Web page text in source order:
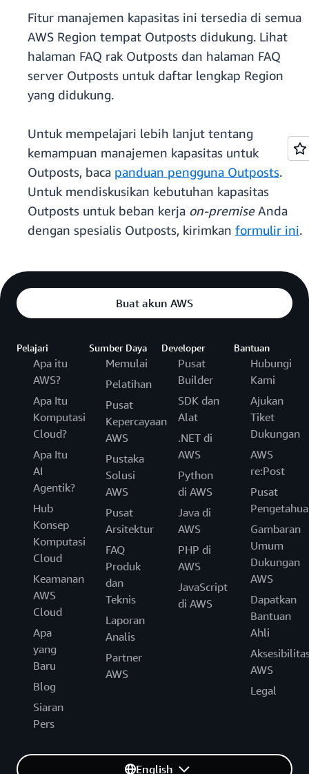
Fitur manajemen kapasitas ini tersedia di semua
AWS Region tempat Outposts didukung. Lihat
halaman FAQ rak Outposts dan halaman FAQ
server Outposts untuk daftar lengkap Region
yang didukung.
Untuk mempelajari lebih lanjut tentang
kemampuan manajemen kapasitas untuk
Outposts, baca panduan pengguna Outposts.
Untuk mendiskusikan kebutuhan kapasitas
Outposts untuk beban kerja on-premiseAnda
dengan spesialis Outposts, kirimkan formulir ini.
Buat akun AWS
Pelajari
Apa itu
AWS?
Apa Itu
Komputasi
Cloud?
Apa Itu
AI
Agentik?
Hub
Konsep
Komputasi
Cloud
Keamanan
AWS
Cloud
Apa
yang
Baru
Blog
Siaran
Pers
Sumber Daya
Memulai
Pelatihan
Pusat
Kepercayaan
AWS
Pustaka
Solusi
AWS
Pusat
Arsitektur
FAQ
Produk
dan
Teknis
Laporan
Analis
Partner
AWS
Developer
Pusat
Builder
SDK dan
Alat
.NET di
AWS
Python
di AWS
Java di
AWS
PHP di
AWS
JavaScript
di AWS
Bantuan
Hubungi
Kami
Ajukan
Tiket
Dukungan
AWS
re:Post
Pusat
Gambaran
Umum
Dukungan
AWS
Dapatkan
Bantuan
Ahli
AWS
Legal
English